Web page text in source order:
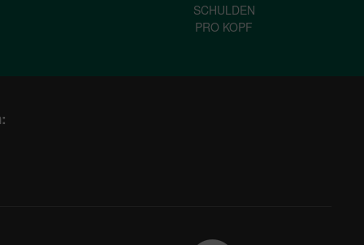
SCHULDEN
PRO KOPF